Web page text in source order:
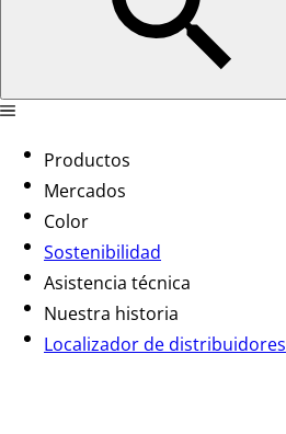
Productos
Mercados
Color
Sostenibilidad
Asistencia técnica
Nuestra historia
Localizador de distribuidores